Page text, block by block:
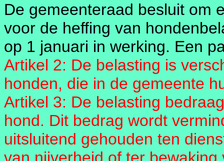
De gemeenteraad besluit om
voor de heffing van
op 1 januari in werking. Een
Artikel 2: De belasting is
honden, die in de gemeente
Artikel 3: De belasting
hond. Dit bedrag wordt
uitsluitend gehouden ten